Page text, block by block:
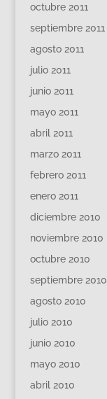
octubre 2011
septiembre 2011
agosto 2011
julio 2011
junio 2011
mayo 2011
abril 2011
marzo 2011
febrero 2011
enero 2011
diciembre 2010
noviembre 2010
octubre 2010
septiembre 2010
agosto 2010
julio 2010
junio 2010
mayo 2010
abril 2010